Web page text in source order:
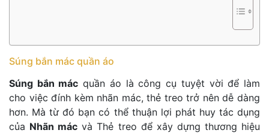
Súng bắn mác quần áo
Súng bắn mác quần áo là công cụ tuyệt vời để làm
cho việc đính kèm nhãn mác, thẻ treo trở nên dễ dàng
hơn. Mà từ đó bạn có thể thuận lợi phát huy tác dụng
của Nhãn mác và Thẻ treo để xây dựng thương hiệu